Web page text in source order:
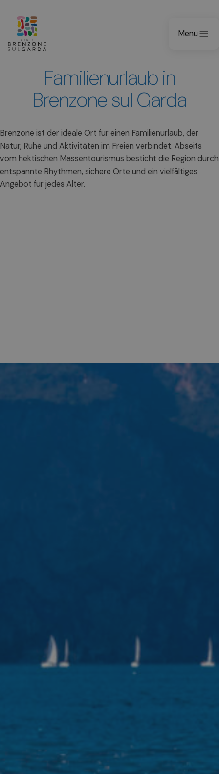
Menu
Familienurlaub in
Brenzone sul Garda
Brenzone ist der ideale Ort für einen Familienurlaub, der
Natur, Ruhe und Aktivitäten im Freien verbindet. Abseits
vom hektischen Massentourismus besticht die Region durch
entspannte Rhythmen, sichere Orte und ein vielfältiges
Angebot für jedes Alter.